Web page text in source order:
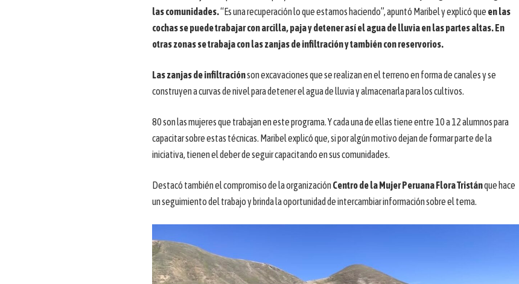
las comunidades.“Es una recuperación lo que estamos haciendo”, apuntó Maribel y explicó que en las
cochas se puede trabajar con arcilla, paja y detener así el agua de lluvia en las partes altas. En
otras zonas se trabaja con las zanjas de infiltración y también con reservorios.
Las zanjas de infiltraciónson excavaciones que se realizan en el terreno en forma de canales y se
construyen a curvas de nivel para detener el agua de lluvia y almacenarla para los cultivos.
80 son las mujeres que trabajan en este programa. Y cada una de ellas tiene entre 10 a 12 alumnos para
capacitar sobre estas técnicas. Maribel explicó que, si por algún motivo dejan de formar parte de la
iniciativa, tienen el deber de seguir capacitando en sus comunidades.
Destacó también el compromiso de la organización Centro de la Mujer Peruana Flora Tristánque hace
un seguimiento del trabajo y brinda la oportunidad de intercambiar información sobre el tema.